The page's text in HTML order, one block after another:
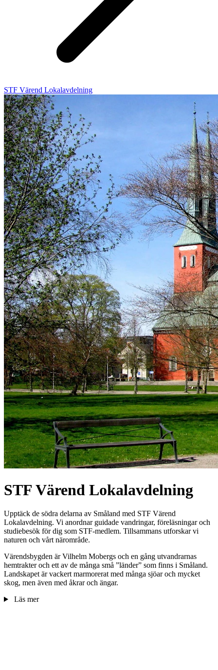
STF Värend Lokalavdelning
STF Värend Lokalavdelning
Upptäck de södra delarna av Småland med STF Värend
Lokalavdelning. Vi anordnar guidade vandringar, föreläsningar och
studiebesök för dig som STF-medlem. Tillsammans utforskar vi
naturen och vårt närområde.
Värendsbygden är Vilhelm Mobergs och en gång utvandrarnas
hemtrakter och ett av de många små ”länder” som finns i Småland.
Landskapet är vackert marmorerat med många sjöar och mycket
skog, men även med åkrar och ängar.
Läs mer